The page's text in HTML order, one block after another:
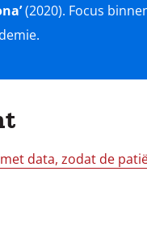
(2020). Focus
data, zodat de